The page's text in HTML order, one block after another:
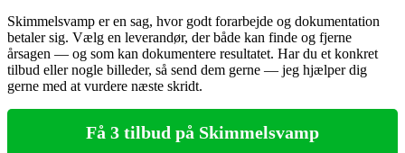
Skimmelsvamp er en sag, hvor godt forarbejde og dokumentation
betaler sig. Vælg en leverandør, der både kan finde og fjerne
årsagen — og som kan dokumentere resultatet. Har du et konkret
tilbud eller nogle billeder, så send dem gerne — jeg hjælper dig
gerne med at vurdere næste skridt.
Få 3 tilbud på Skimmelsvamp